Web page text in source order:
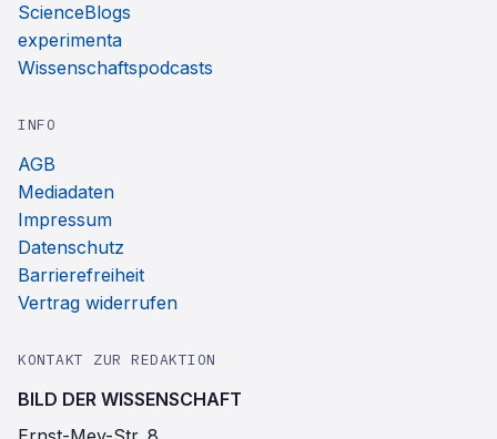
ScienceBlogs
experimenta
Wissenschaftspodcasts
INFO
AGB
Mediadaten
Impressum
Datenschutz
Barrierefreiheit
Vertrag widerrufen
KONTAKT ZUR REDAKTION
BILD DER WISSENSCHAFT